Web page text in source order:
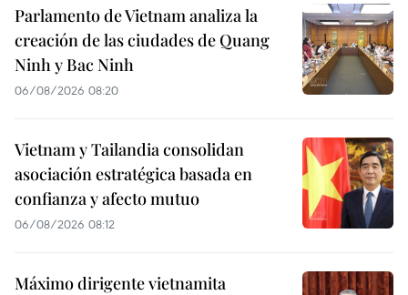
Parlamento de Vietnam analiza la
creación de las ciudades de Quang
Ninh y Bac Ninh
06/08/2026 08:20
Vietnam y Tailandia consolidan
asociación estratégica basada en
confianza y afecto mutuo
06/08/2026 08:12
Máximo dirigente vietnamita